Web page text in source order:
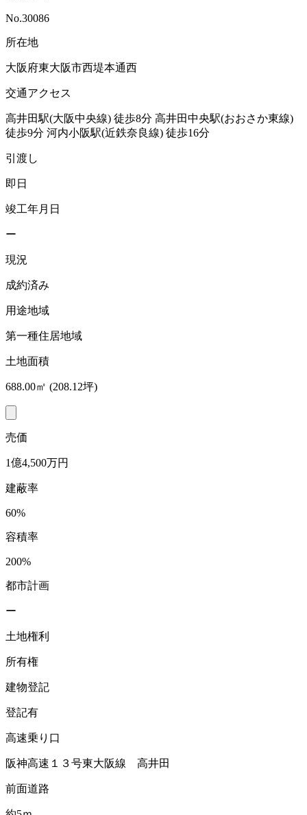
No.30086
所在地
大阪府東大阪市西堤本通西
交通アクセス
高井田駅(大阪中央線) 徒歩8分 高井田中央駅(おおさか東線)
徒歩9分 河内小阪駅(近鉄奈良線) 徒歩16分
引渡し
即日
竣工年月日
ー
現況
成約済み
用途地域
第一種住居地域
土地面積
688.00㎡ (208.12坪)
売価
1億4,500万円
建蔽率
60%
容積率
200%
都市計画
ー
土地権利
所有権
建物登記
登記有
高速乗り口
阪神高速１３号東大阪線 高井田
前面道路